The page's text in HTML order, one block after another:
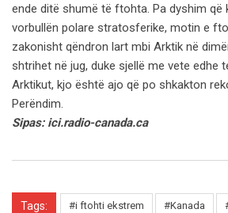
ende ditë shumë të ftohta. Pa dyshim që
vorbullën polare stratosferike, motin e
zakonisht qëndron lart mbi Arktik në
shtrihet në jug, duke sjellë me vete edhe
Arktikut, kjo është ajo që po shkakton
Perëndim.
Sipas: ici.radio-canada.ca
Tags: #i ftohti ekstrem #Kanada